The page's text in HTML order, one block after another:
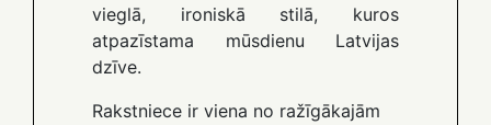
vieglā, ironiskā stilā, kuros
atpazīstama mūsdienu Latvijas
dzīve.
Rakstniece ir viena no ražīgākajām